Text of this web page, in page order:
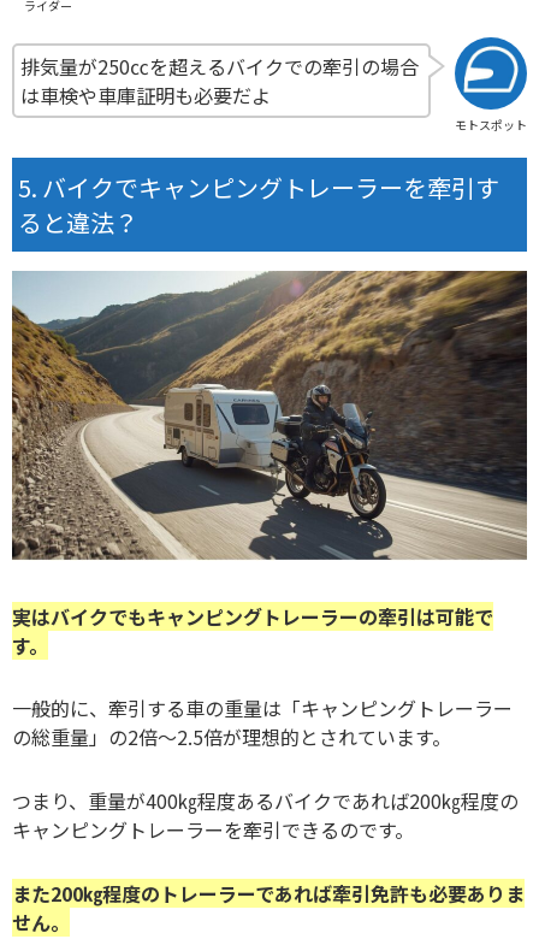
ライダー
モトスポット
排気量が250㏄を超えるバイクでの牽引の場合
は車検や車庫証明も必要だよ
バイクでキャンピングトレーラーを牽引す
ると違法？
実はバイクでもキャンピングトレーラーの牽引は可能で
す。
一般的に、牽引する車の重量は「キャンピングトレーラー
の総重量」の2倍～2.5倍が理想的とされています。
つまり、重量が400㎏程度あるバイクであれば200㎏程度の
キャンピングトレーラーを牽引できるのです。
また200㎏程度のトレーラーであれば牽引免許も必要ありま
せん。